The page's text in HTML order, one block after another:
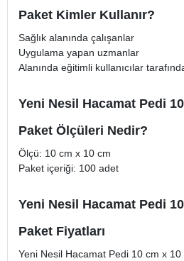
Paket Kimler Kullanır?
Sağlık alanında çalışanlar
Uygulama yapan uzmanlar
Alanında eğitimli kullanıcılar
Yeni Nesil Hacamat Pedi
Paket Ölçüleri Nedir?
Ölçü: 10 cm x 10 cm
Paket içeriği: 100 adet
Yeni Nesil Hacamat Pedi
Paket Fiyatları
Yeni Nesil Hacamat Pedi 10 cm x 10